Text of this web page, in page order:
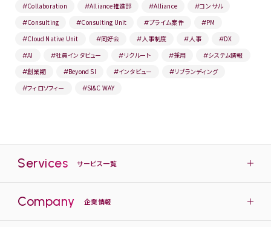
#Collaboration #Alliance推進部 #Alliance #コンサル
#Consulting #Consulting Unit #プライム案件 #PM
#Cloud Native Unit #同好会 # 人事制度 # 人事 #DX
#AI #社員インタビュー #リクルート #採用 #システム情報
#創業期 #Beyond SI #インタビュー #リブランディング
#フィロソフィー #SI&C WAY
Services サービス一覧
Company 企業情報